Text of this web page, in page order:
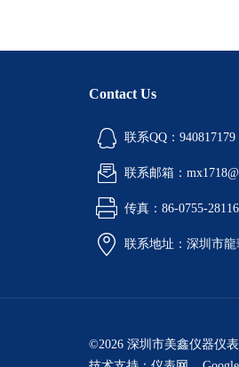
Contact Us
联系QQ：940817179
联系邮箱：
传真：86-0755-
联系地址：深圳市龍
©2026 深圳市美鑫仪器仪